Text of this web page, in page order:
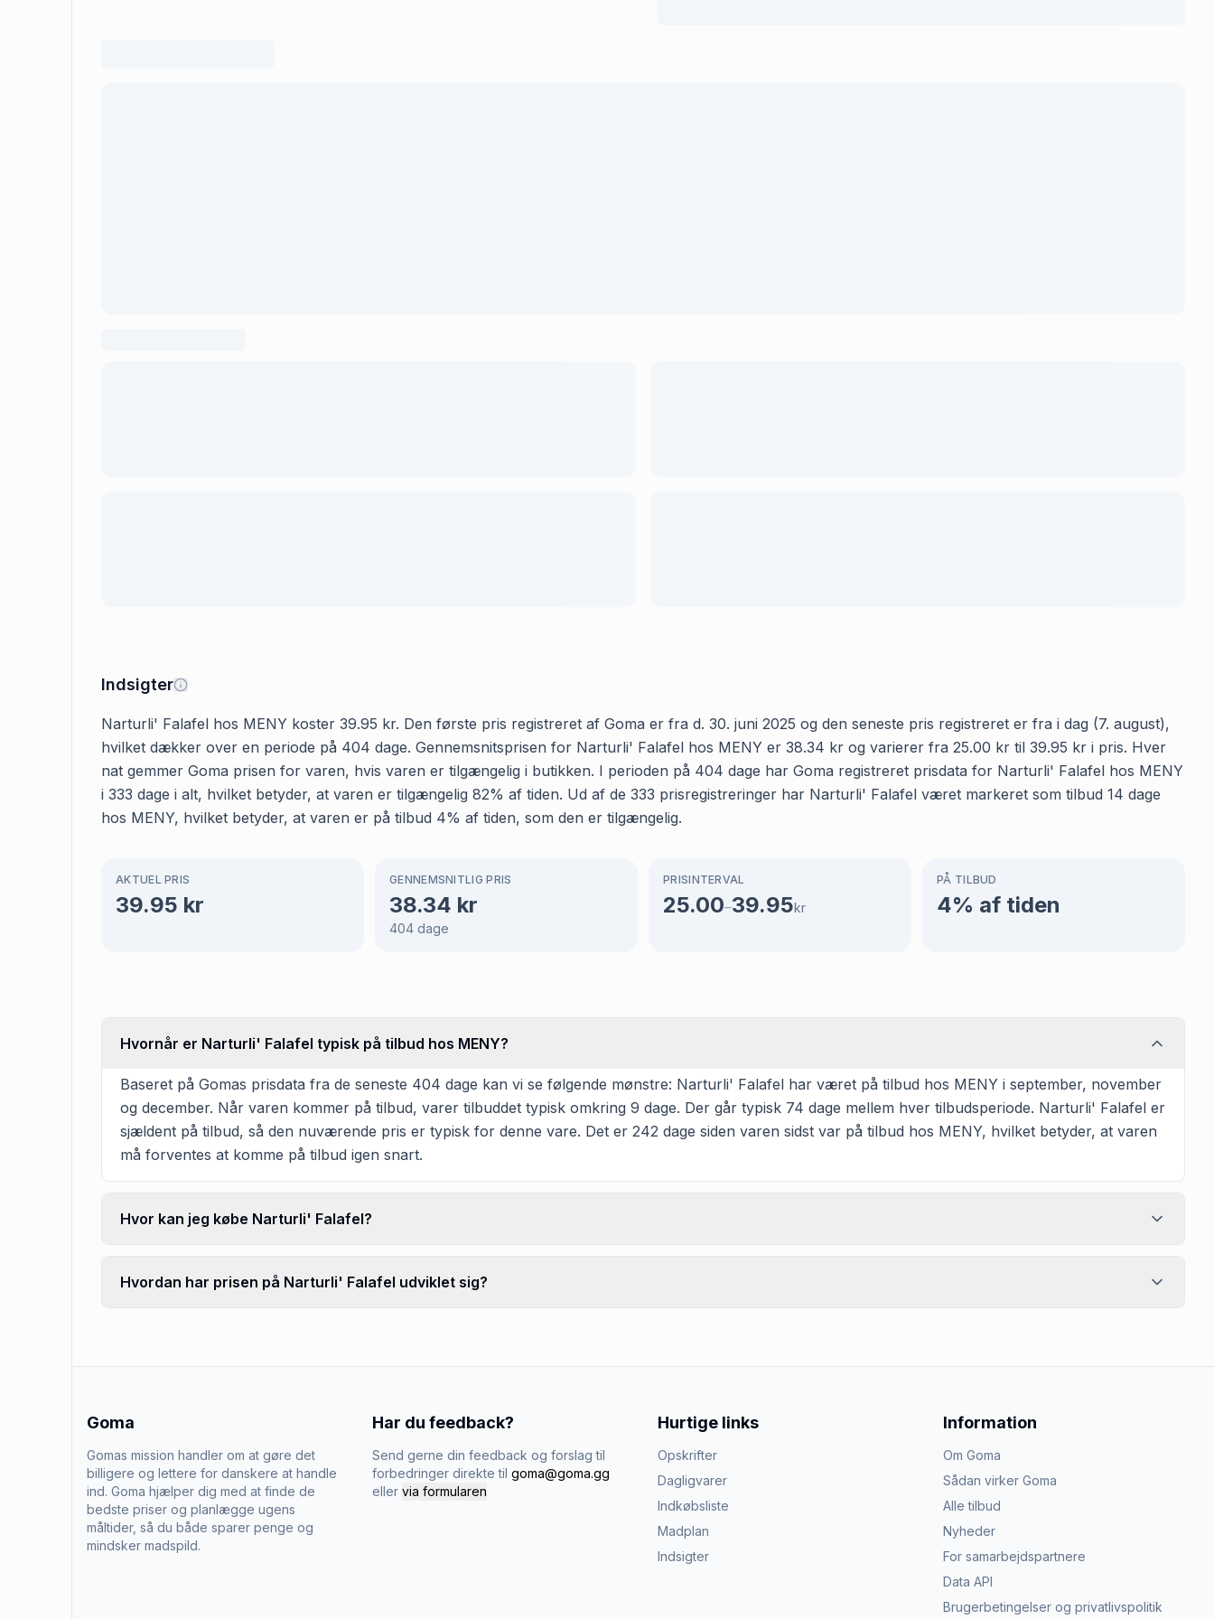
Indsigter
Narturli' Falafel hos MENY koster 39.95 kr. Den første pris registreret af Goma er fra d. 30. juni 2025 og den seneste pris registreret er fra i dag (7. august),
hvilket dækker over en periode på 404 dage. Gennemsnitsprisen for Narturli' Falafel hos MENY er 38.34 kr og varierer fra 25.00 kr til 39.95 kr i pris. Hver
nat gemmer Goma prisen for varen, hvis varen er tilgængelig i butikken. I perioden på 404 dage har Goma registreret prisdata for Narturli' Falafel hos MENY
i 333 dage i alt, hvilket betyder, at varen er tilgængelig 82% af tiden. Ud af de 333 prisregistreringer har Narturli' Falafel været markeret som tilbud 14 dage
hos MENY, hvilket betyder, at varen er på tilbud 4% af tiden, som den er tilgængelig.
AKTUEL PRIS
39.95 kr
GENNEMSNITLIG PRIS
38.34 kr
404 dage
PRISINTERVAL
25.00–39.95kr
PÅ TILBUD
4% af tiden
Hvornår er Narturli' Falafel typisk på tilbud hos MENY?
Baseret på Gomas prisdata fra de seneste 404 dage kan vi se følgende mønstre: Narturli' Falafel har været på tilbud hos MENY i september, november
og december. Når varen kommer på tilbud, varer tilbuddet typisk omkring 9 dage. Der går typisk 74 dage mellem hver tilbudsperiode. Narturli' Falafel er
sjældent på tilbud, så den nuværende pris er typisk for denne vare. Det er 242 dage siden varen sidst var på tilbud hos MENY, hvilket betyder, at varen
må forventes at komme på tilbud igen snart.
Hvor kan jeg købe Narturli' Falafel?
Hvordan har prisen på Narturli' Falafel udviklet sig?
Goma
Gomas mission handler om at gøre det
billigere og lettere for danskere at handle
ind. Goma hjælper dig med at finde de
bedste priser og planlægge ugens
måltider, så du både sparer penge og
mindsker madspild.
Har du feedback?
Send gerne din feedback og forslag til
forbedringer direkte til goma@goma.gg
eller via formularen
Hurtige links
Opskrifter
Dagligvarer
Indkøbsliste
Madplan
Indsigter
Information
Om Goma
Sådan virker Goma
Alle tilbud
Nyheder
For samarbejdspartnere
Data API
Brugerbetingelser og privatlivspolitik